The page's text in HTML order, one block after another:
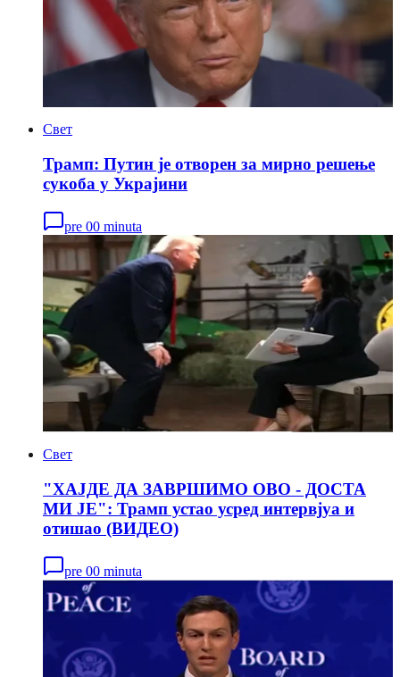
Свет
Трамп: Путин је отворен за мирно решење
сукоба у Украјини
pre 00 minuta
Свет
"ХАЈДЕ ДА ЗАВРШИМО ОВО - ДОСТА
МИ ЈЕ": Трамп устао усред интервјуа и
отишао (ВИДЕО)
pre 00 minuta